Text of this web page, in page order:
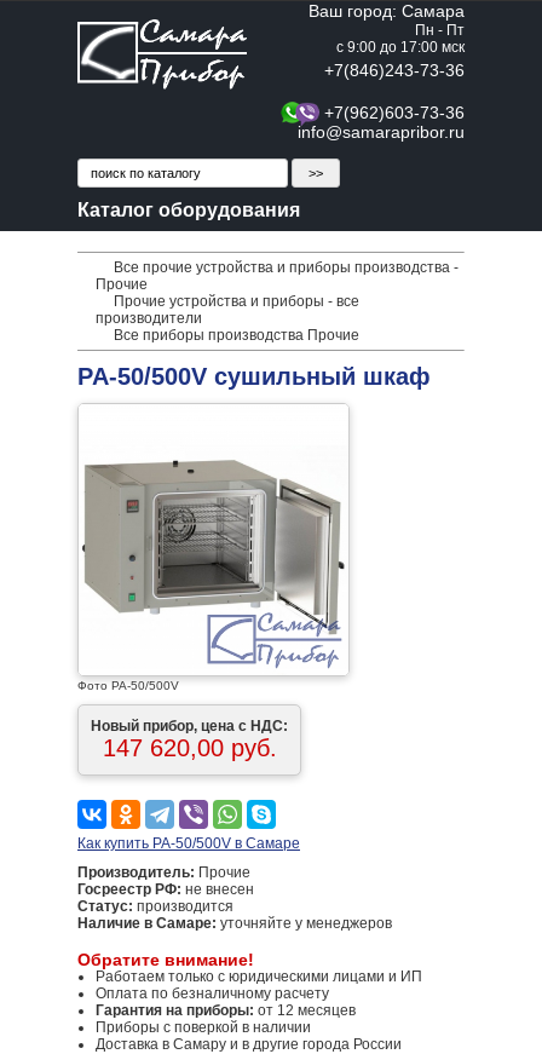
Ваш город: Самара
Пн - Пт
с 9:00 до 17:00 мск
+7(846)243-73-36
+7(962)603-73-36
info@samarapribor.ru
Каталог оборудования
Все прочие устройства и приборы производства -
Прочие
Прочие устройства и приборы - все
производители
Все приборы производства Прочие
PA-50/500V сушильный шкаф
Фото PA-50/500V
Новый прибор, цена с НДС:
147 620,00 руб.
Как купить PA-50/500V в Самаре
Производитель: Прочие
Госреестр РФ: не внесен
Статус: производится
Наличие в Самаре: уточняйте у менеджеров
Обратите внимание!
Работаем только с юридическими лицами и ИП
Оплата по безналичному расчету
Гарантия на приборы: от 12 месяцев
Приборы с поверкой в наличии
Доставка в Самару и в другие города России